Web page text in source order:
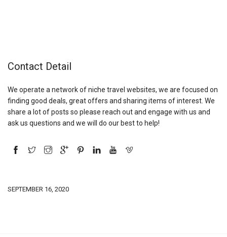
Contact Detail
We operate a network of niche travel websites, we are focused on
finding good deals, great offers and sharing items of interest. We
share a lot of posts so please reach out and engage with us and
ask us questions and we will do our best to help!
SEPTEMBER 16, 2020